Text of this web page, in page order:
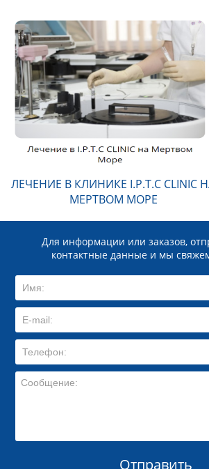
ЛЕЧЕНИЕ В КЛИНИКЕ I.P.T.C CLINIC
МЕРТВОМ МОРЕ
Для информации или заказов,
контактные данные и мы
Отправить